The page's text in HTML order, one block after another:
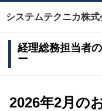
システムテクニカ株式
経理総務担当者
ー
2026年2月の